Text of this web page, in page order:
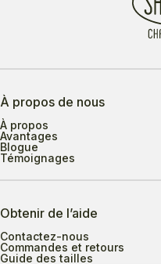
À propos de nous
À propos
Avantages
Blogue
Témoignages
Obtenir de l’aide
Contactez-nous
Commandes et retours
Guide des tailles